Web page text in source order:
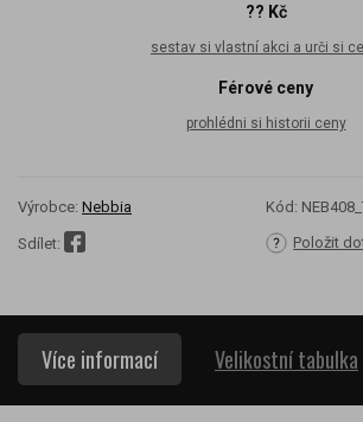
?? Kč
sestav si vlastní akci a urči si
Férové ceny
prohlédni si historii ceny
Výrobce: Nebbia Kód:
Sdílet: Položit
Více informací Velikostní tabulka